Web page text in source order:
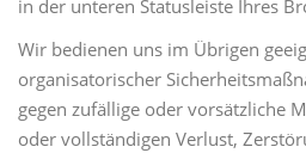
in der unteren Statusleiste Ihres
Wir bedienen uns im Übrigen
organisatorischer
gegen zufällige oder vorsätzliche
oder vollständigen Verlust,